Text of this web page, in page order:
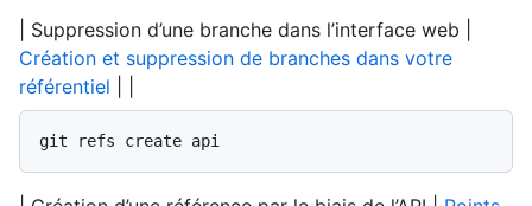
| Suppression d’une branche dans l’interface web |
Création et suppression de branches dans votre
référentiel
git refs create api